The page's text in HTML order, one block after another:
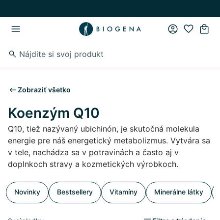
Zobraziť všetko
Koenzým Q10
Q10, tiež nazývaný ubichinón, je skutočná molekula
energie pre náš energetický metabolizmus. Vytvára sa
v tele, nachádza sa v potravinách a často aj v
doplnkoch stravy a kozmetických výrobkoch.
Novinky Bestsellery Vitamíny Minerálne látky